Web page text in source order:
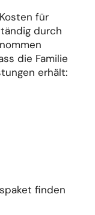
für
durch
die Familie
erhält:
finden